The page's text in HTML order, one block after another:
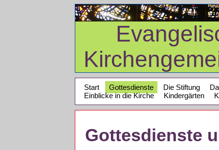
Start Gottesdienste Die Stiftung
Einblicke in die Kirche
Kindergärten
Gottesdienste